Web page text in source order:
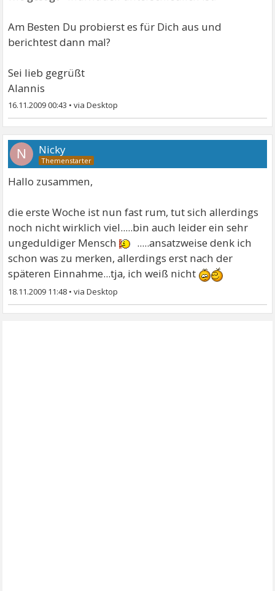
Am Besten Du probierst es für Dich aus und
berichtest dann mal?
Sei lieb gegrüßt
Alannis
16.11.2009 00:43 •
N Nicky
Hallo zusammen,
die erste Woche ist nun fast rum, tut sich allerdings
noch nicht wirklich viel.....bin auch leider ein sehr
ungeduldiger Mensch
.....ansatzweise denk ich
schon was zu merken, allerdings erst nach der
späteren Einnahme...tja, ich weiß nicht
18.11.2009 11:48 •